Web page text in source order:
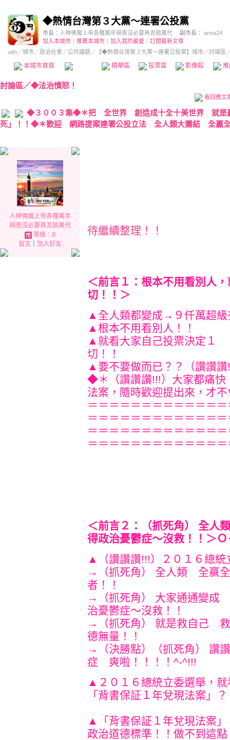
◆熱情台灣第３大黨～連署公投黨
市長： 人神佛魔上帝各種萬年禍害沒必要再丟臉萬代 副市長：
anna24
加入本城市
推薦本城市 加入我的最愛
訂閱最新文章
udn／城市／政治社會 ／公共議題 ／ 【◆熱情台灣第３大黨～連署公投黨】城市／討論區
本城市首頁 精華區 投票區 影像館
討論區／◆法治憤怒！
看回應文
◆３００３集◆＊把 全世界 創造成十全十美世界 就是
死」！！◆＊歡迎 網路提案連署公投立法 全人類大團結 全贏
人神佛魔上帝各種萬年
禍害沒必要再丟臉萬代
等級：8
留言｜ 加入好友
待繼續整理！！
＜前言１：根本不用看別人
切！！＞
▲全人類都變成→９仟萬
▲根本不用
▲就看大家自己投票決定１
切！
▲要不要做而已？？（讚
◆＊（讚讚讚!!!）大家都痛快
法案，隨時歡迎提出來，才
＝＝＝＝＝＝＝＝＝＝＝＝
＝＝＝＝＝＝＝＝＝＝＝＝
＝＝＝＝＝＝＝＝＝＝＝＝
＝＝＝＝＝＝＝＝＝＝＝＝
＜前言２：（抓死角） 全
得政治憂鬱症～沒救！！＞
▲（讚讚讚!!!）２０１６總統
→（抓死角） 全人類 全贏
者！！
→（抓死角） 大家通通變成
治憂鬱症～沒救！！
→（抓死角） 就是救自己
德無量！！
→（決勝點）（抓死角） 讚
症 爽啦！！！！^-^!!!
▲２０１６總統立委選舉，
「背書保証１年兌現法案」？
▲「背書保証１年兌現法案
政治道德標準！！做不到這